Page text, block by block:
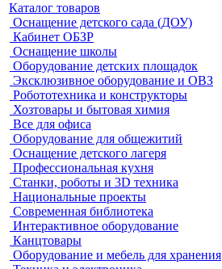
Каталог товаров
Оснащение детского сада (ДОУ)
Кабинет ОБЗР
Оснащение школы
Оборудование детских площадок
Эксклюзивное оборудование и ОВЗ
Робототехника и конструкторы
Хозтовары и бытовая химия
Все для офиса
Оборудование для общежитий
Оснащение детского лагеря
Профессиональная кухня
Станки, роботы и 3D техника
Национальные проекты
Современная библиотека
Интерактивное оборудование
Канцтовары
Оборудование и мебель для хранения